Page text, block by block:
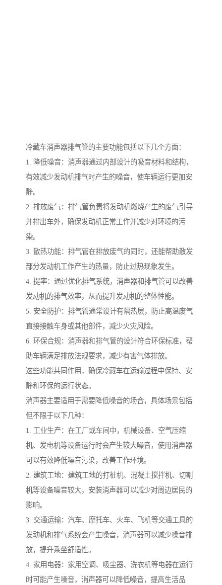
冷藏车消声器排气管的主要功能包括以下几个方面：
1. 降低噪音：消声器通过内部设计的吸音材料和结构，
有效减少发动机排气时产生的噪音，使车辆运行更加安
静。
2. 排放废气：排气管负责将发动机燃烧产生的废气引导
并排出车外，确保发动机正常工作并减少对环境的污
染。
3. 散热功能：排气管在排放废气的同时，还能帮助散发
部分发动机工作产生的热量，防止过热现象发生。
4. 提率：通过优化排气系统，消声器和排气管可以改善
发动机的排气效率，从而提升发动机的整体性能。
5. 安全防护：排气管通常设计有隔热层，防止高温废气
直接接触车身或其他部件，减少火灾风险。
6. 环保合规：消声器和排气管的设计符合环保标准，帮
助车辆满足排放法规要求，减少有害气体排放。
这些功能共同作用，确保冷藏车在运输过程中保持、安
静和环保的运行状态。
消声器主要适用于需要降低噪音的场合，具体场景包括
但不限于以下几种：
1. 工业生产：在工厂或车间中，机械设备、空气压缩
机、发电机等设备运行时会产生较大噪音，使用消声器
可以有效降低噪音污染，改善工作环境。
2. 建筑工地：建筑工地的打桩机、混凝土搅拌机、切割
机等设备噪音较大，安装消声器可以减少对周边居民的
影响。
3. 交通运输：汽车、摩托车、火车、飞机等交通工具的
发动机和排气系统会产生噪音，消声器可以减少噪音排
放，提升乘坐舒适性。
4. 家用电器：家用空调、吸尘器、洗衣机等电器在运行
时可能产生噪音，消声器可以降低噪音，提高生活品